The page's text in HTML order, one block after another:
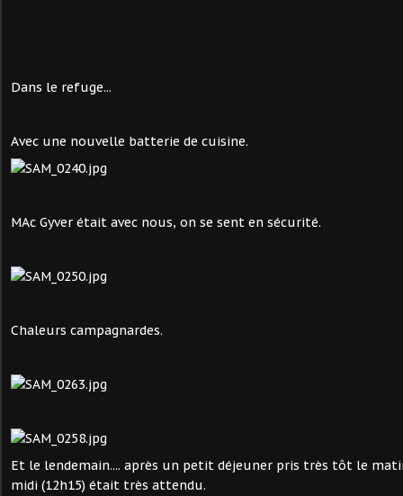
Dans le refuge...
Avec une nouvelle batterie de cuisine.
MAc Gyver était avec nous, on se sent en sécurité.
Chaleurs campagnardes.
Et le lendemain.... après un petit déjeuner pris très tôt le
midi (12h15) était très attendu.